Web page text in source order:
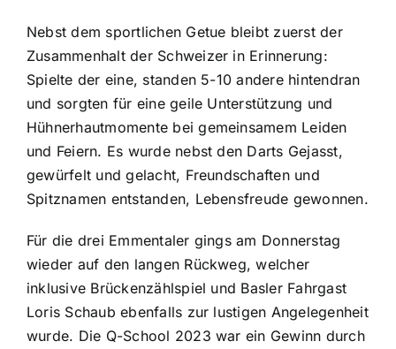
Nebst dem sportlichen Getue bleibt zuerst der
Zusammenhalt der Schweizer in Erinnerung:
Spielte der eine, standen 5-10 andere hintendran
und sorgten für eine geile Unterstützung und
Hühnerhautmomente bei gemeinsamem Leiden
und Feiern. Es wurde nebst den Darts Gejasst,
gewürfelt und gelacht, Freundschaften und
Spitznamen entstanden, Lebensfreude gewonnen.
Für die drei Emmentaler gings am Donnerstag
wieder auf den langen Rückweg, welcher
inklusive Brückenzählspiel und Basler Fahrgast
Loris Schaub ebenfalls zur lustigen Angelegenheit
wurde. Die Q-School 2023 war ein Gewinn durch